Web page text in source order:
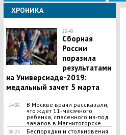
ХРОНИКА
23:40
Сборная
России
поразила
результатами
на Универсиаде-2019:
медальный зачет 5 марта
14:30
В Москве врачи рассказали,
что ждет 11-месячного
ребенка, спасенного из-под
завалов в Магнитогорске
08:24
Беспорядки и столкновения